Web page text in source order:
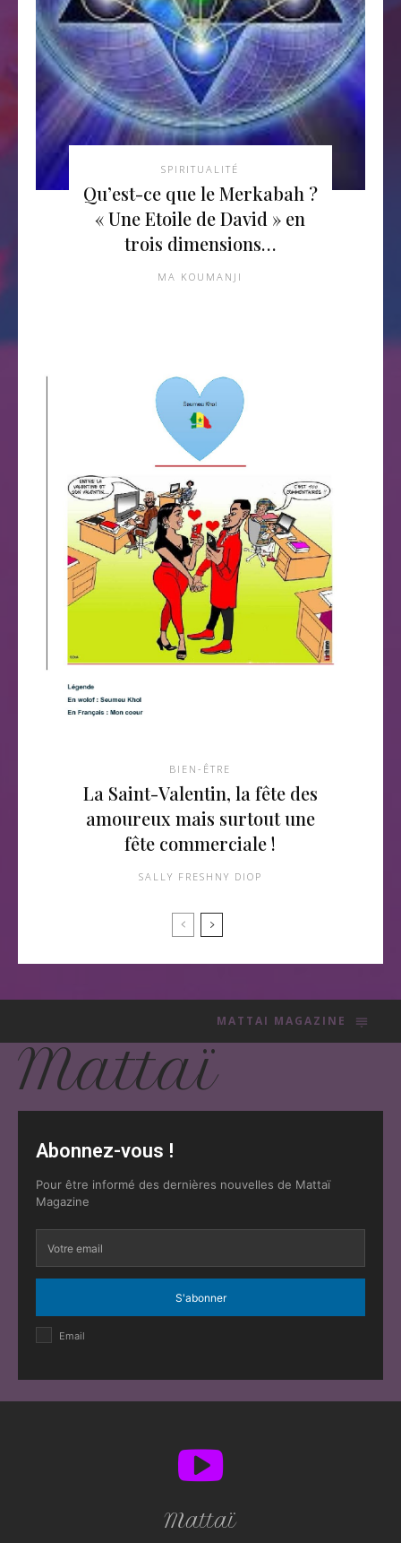
SPIRITUALITÉ
Qu’est-ce que le Merkabah ?
« Une Etoile de David » en
trois dimensions…
MA KOUMANJI
BIEN-ÊTRE
La Saint-Valentin, la fête des
amoureux mais surtout une
fête commerciale !
SALLY FRESHNY DIOP
MATTAI MAGAZINE
Mattaï
Abonnez-vous !
Pour être informé des dernières nouvelles de Mattaï
Magazine
S'abonner
Email
Mattaï